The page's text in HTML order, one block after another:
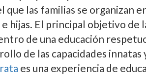
que las familias se organizan
e hijas. El principal objetivo de
de una educación
de las capacidades
es una experiencia de